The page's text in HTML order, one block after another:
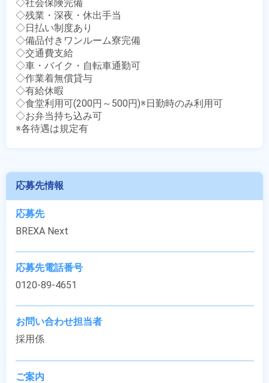
◇社会保険完備
◇残業・深夜・休出手当
◇日払い制度あり
◇備品付きワンルーム寮完備
◇交通費支給
◇車・バイク・自転車通勤可
◇作業着無償貸与
◇有給休暇
◇食堂利用可(200円～500円)※日勤時のみ利用可
◇お弁当持ち込み可
※各待遇は規定有
応募先情報
応募先
BREXA Next
応募先電話番号
0120-89-4651
お問い合わせ担当者
採用係
ご案内